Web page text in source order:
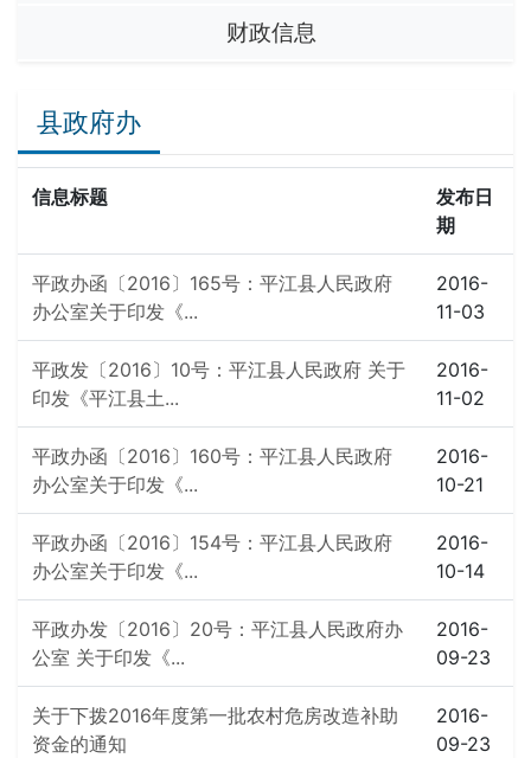
财政信息
县政府办
信息标题
发布日
期
平政办函〔2016〕165号：平江县人民政府
办公室关于印发《...
2016-
11-03
平政发〔2016〕10号：平江县人民政府 关于
印发《平江县土...
2016-
11-02
平政办函〔2016〕160号：平江县人民政府
办公室关于印发《...
2016-
10-21
平政办函〔2016〕154号：平江县人民政府
办公室关于印发《...
2016-
10-14
平政办发〔2016〕20号：平江县人民政府办
公室 关于印发《...
2016-
09-23
关于下拨2016年度第一批农村危房改造补助
资金的通知
2016-
09-23